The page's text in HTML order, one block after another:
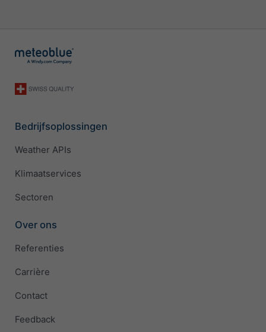
Bedrijfsoplossingen
Weather APIs
Klimaatservices
Sectoren
Over ons
Referenties
Carrière
Contact
Feedback